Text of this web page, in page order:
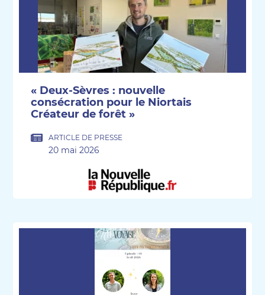
« Deux-Sèvres : nouvelle
consécration pour le Niortais
Créateur de forêt »
ARTICLE DE PRESSE
20 mai 2026